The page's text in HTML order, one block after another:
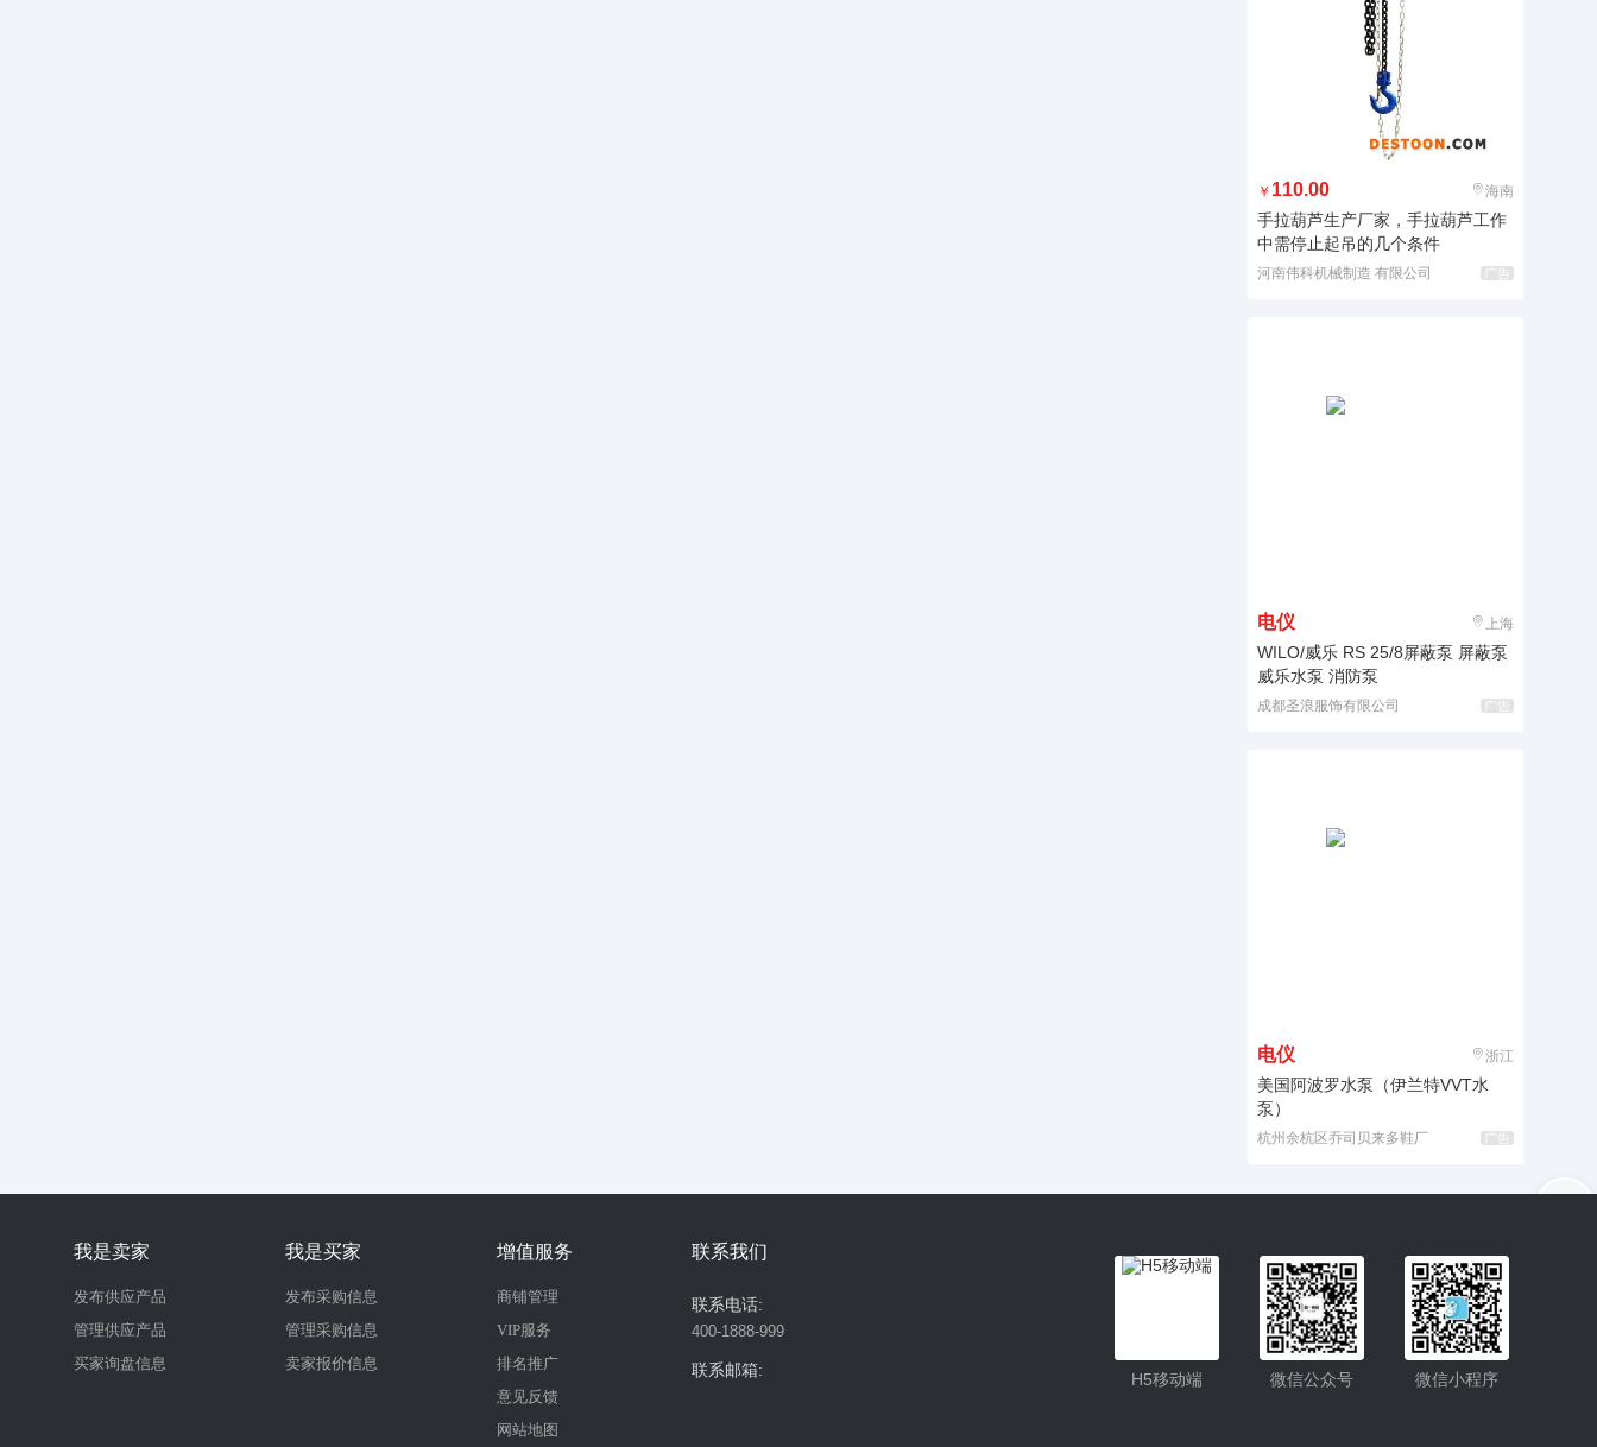
￥ 110.00 海南
手拉葫芦生产厂家，手拉葫芦工作
中需停止起吊的几个条件
河南伟科机械制造 有限公司 广告
电仪 上海
WILO/威乐 RS 25/8屏蔽泵 屏蔽泵
威乐水泵 消防泵
成都圣浪服饰有限公司 广告
电仪 浙江
美国阿波罗水泵（伊兰特VVT水
泵）
杭州余杭区乔司贝来多鞋厂 广告
我是卖家
发布供应产品
管理供应产品
买家询盘信息
我是买家
发布采购信息
管理采购信息
卖家报价信息
增值服务
商铺管理
VIP服务
排名推广
意见反馈
网站地图
联系我们
联系电话:
400-1888-999
联系邮箱: 微信小程序
微信公众号
H5移动端
小程序更便捷的查找产品